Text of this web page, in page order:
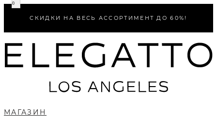
СКИДКИ НА ВЕСЬ АССОРТИМЕНТ ДО 60%!
МАГАЗИН
0